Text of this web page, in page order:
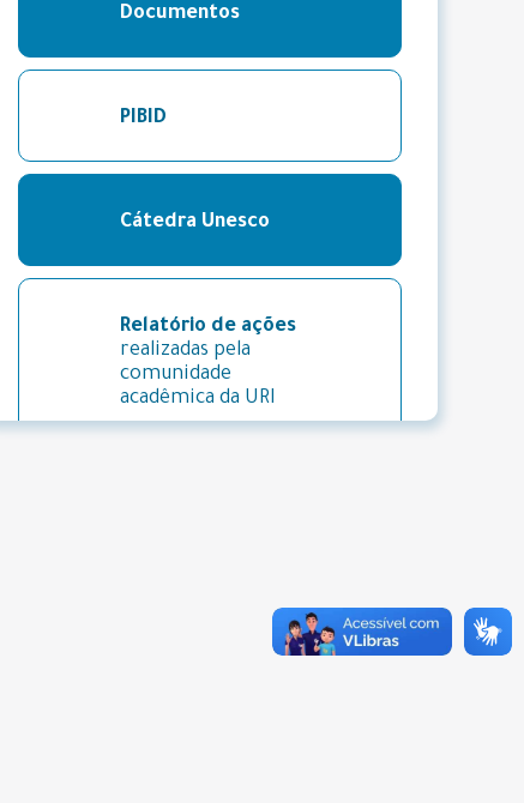
Documentos
PIBID
Cátedra Unesco
Relatório de ações
realizadas pela
comunidade
acadêmica da URI